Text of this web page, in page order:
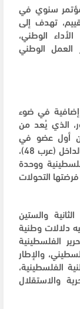
مؤتمر سنوي في
تهدف إلى
الوطني،
الوطني
إضافية في ضوء
الذي يُعد من
أول عضو في
المجلس الوطني الفلسطيني من فلسطينيي الداخل (عرب 48)،
ووحدة
التحولات
والستين
دلالات وطنية
الفلسطينية
والإطار
الفلسطينية،
والاستقلال